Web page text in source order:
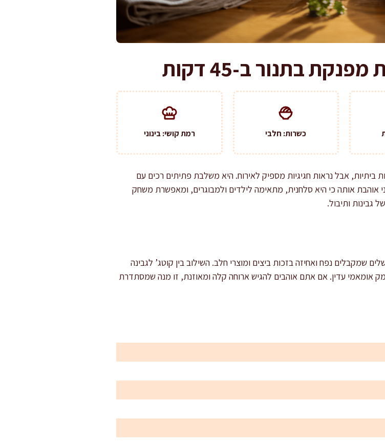
בתנור ב-45 דקות
כשרות: חלבי רמת קושי: בינוני
ביתיות, אבל נראות חגיגיות מספיק לאירוח. היא משלבת פתיתים רכים עם
אוהבת אותה כי היא סלחנית, מתאימה לילדים ולמבוגרים, ומאפשרת משחק
גבינות ותיבול.
שמקבלים נפח ואחיזה בזכות ביצים ומוצרי חלב. השילוב בין קוטג’ לגבינה
אומאמי עדין. אם אתם אוהבים להגיש ארוחה קלה ומאוזנת, זו מנה שמסתדרת